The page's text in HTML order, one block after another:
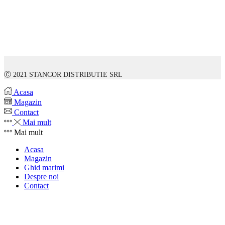
Ⓒ 2021 STANCOR DISTRIBUTIE SRL
Acasa
Magazin
Contact
Mai mult
Mai mult
Acasa
Magazin
Ghid marimi
Despre noi
Contact